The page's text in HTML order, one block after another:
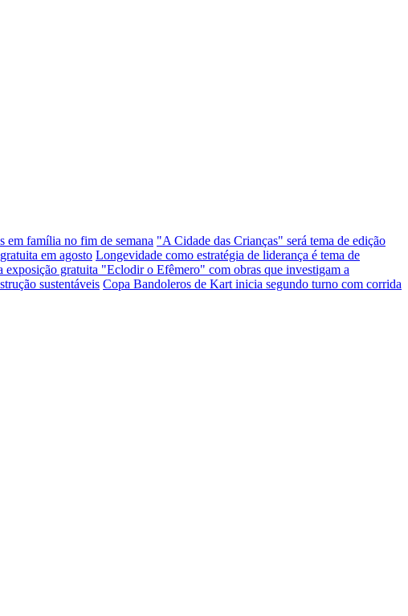
em família no fim de semana "A Cidade das Crianças" será tema de edição
em agosto Longevidade como estratégia de liderança é tema de
exposição gratuita "Eclodir o Efêmero" com obras que investigam a
sustentáveis Copa Bandoleros de Kart inicia segundo turno com corrida